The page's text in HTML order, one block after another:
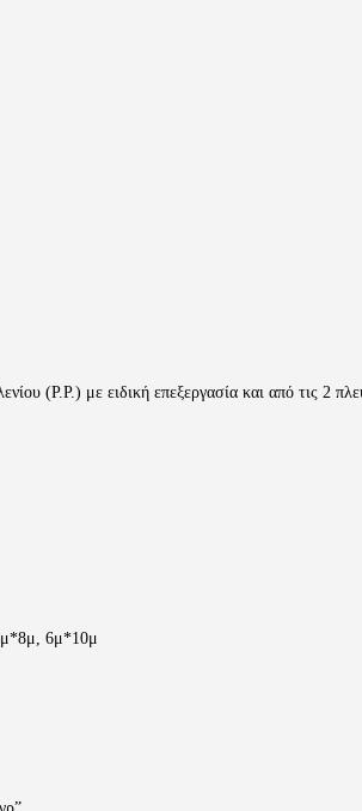
(P.P.) με ειδική επεξεργασία και από τις 2
6μ*10μ